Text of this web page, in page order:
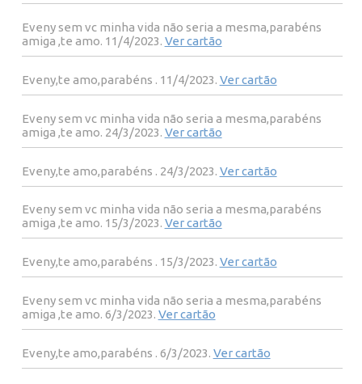
Eveny sem vc minha vida não seria a mesma,parabéns
amiga ,te amo. 11/4/2023. Ver cartão
Eveny,te amo,parabéns . 11/4/2023. Ver cartão
Eveny sem vc minha vida não seria a mesma,parabéns
amiga ,te amo. 24/3/2023. Ver cartão
Eveny,te amo,parabéns . 24/3/2023. Ver cartão
Eveny sem vc minha vida não seria a mesma,parabéns
amiga ,te amo. 15/3/2023. Ver cartão
Eveny,te amo,parabéns . 15/3/2023. Ver cartão
Eveny sem vc minha vida não seria a mesma,parabéns
amiga ,te amo. 6/3/2023. Ver cartão
Eveny,te amo,parabéns . 6/3/2023. Ver cartão